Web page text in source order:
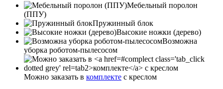
Мебельный поролон
(ППУ)
Пружинный блок
Высокие ножки (дерево)
Возможна
уборка роботом-пылесосом
Можно заказать в комплекте с креслом